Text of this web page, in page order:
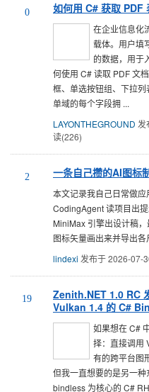
0 如何用 C# 获取 PDF
在企业信息化
载体。用户填
的数据，用于
何使用 C# 读取 PDF 文
框、单选按钮组、下拉
单域的每个字段拥 ...
LAYONTHEGROUND 发
读(226)
2 一条自己攒的AI图标
本文记录我自己日常做
CodingAgent 读项目出
MiniMax 引擎出设计稿
图标矢量画出来并导出各
lindexi 发布于 2026-07-
19
Zenith.NET 1.0 RC
Vulkan 1.4 的 C#
如果想在 C#
择：直接调用
有的跨平台图
但我一直想要的是另一
bindless 为核心的 C#